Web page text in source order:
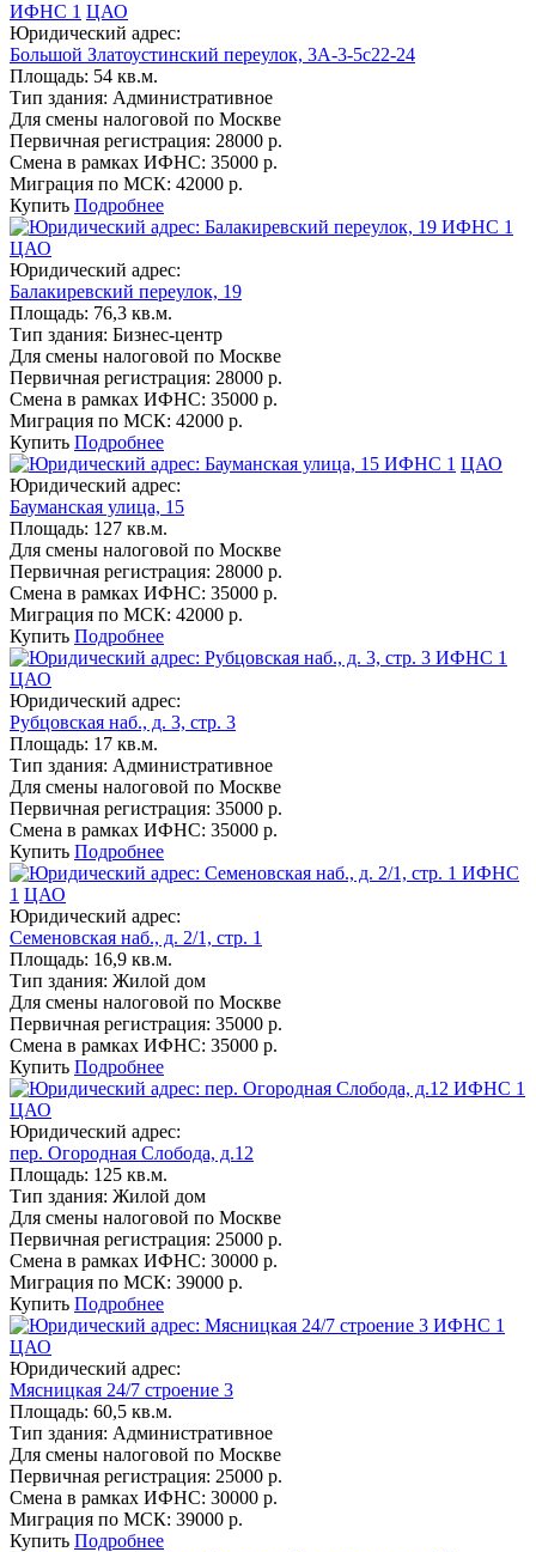
ИФНС 1 ЦАО
Юридический адрес:
Большой Златоустинский переулок, 3А-3-5с22-24
Площадь: 54 кв.м.
Тип здания: Административное
Для смены налоговой по Москве
Первичная регистрация: 28000 р.
Смена в рамках ИФНС: 35000 р.
Миграция по МСК: 42000 р.
Купить Подробнее
ИФНС 1
ЦАО
Юридический адрес:
Балакиревский переулок, 19
Площадь: 76,3 кв.м.
Тип здания: Бизнес-центр
Для смены налоговой по Москве
Первичная регистрация: 28000 р.
Смена в рамках ИФНС: 35000 р.
Миграция по МСК: 42000 р.
Купить Подробнее
ИФНС 1 ЦАО
Юридический адрес:
Бауманская улица, 15
Площадь: 127 кв.м.
Для смены налоговой по Москве
Первичная регистрация: 28000 р.
Смена в рамках ИФНС: 35000 р.
Миграция по МСК: 42000 р.
Купить Подробнее
ИФНС 1
ЦАО
Юридический адрес:
Рубцовская наб., д. 3, стр. 3
Площадь: 17 кв.м.
Тип здания: Административное
Для смены налоговой по Москве
Первичная регистрация: 35000 р.
Смена в рамках ИФНС: 35000 р.
Купить Подробнее
ИФНС
1 ЦАО
Юридический адрес:
Семеновская наб., д. 2/1, стр. 1
Площадь: 16,9 кв.м.
Тип здания: Жилой дом
Для смены налоговой по Москве
Первичная регистрация: 35000 р.
Смена в рамках ИФНС: 35000 р.
Купить Подробнее
ИФНС 1
ЦАО
Юридический адрес:
пер. Огородная Слобода, д.12
Площадь: 125 кв.м.
Тип здания: Жилой дом
Для смены налоговой по Москве
Первичная регистрация: 25000 р.
Смена в рамках ИФНС: 30000 р.
Миграция по МСК: 39000 р.
Купить Подробнее
ИФНС 1
ЦАО
Юридический адрес:
Мясницкая 24/7 строение 3
Площадь: 60,5 кв.м.
Тип здания: Административное
Для смены налоговой по Москве
Первичная регистрация: 25000 р.
Смена в рамках ИФНС: 30000 р.
Миграция по МСК: 39000 р.
Купить Подробнее